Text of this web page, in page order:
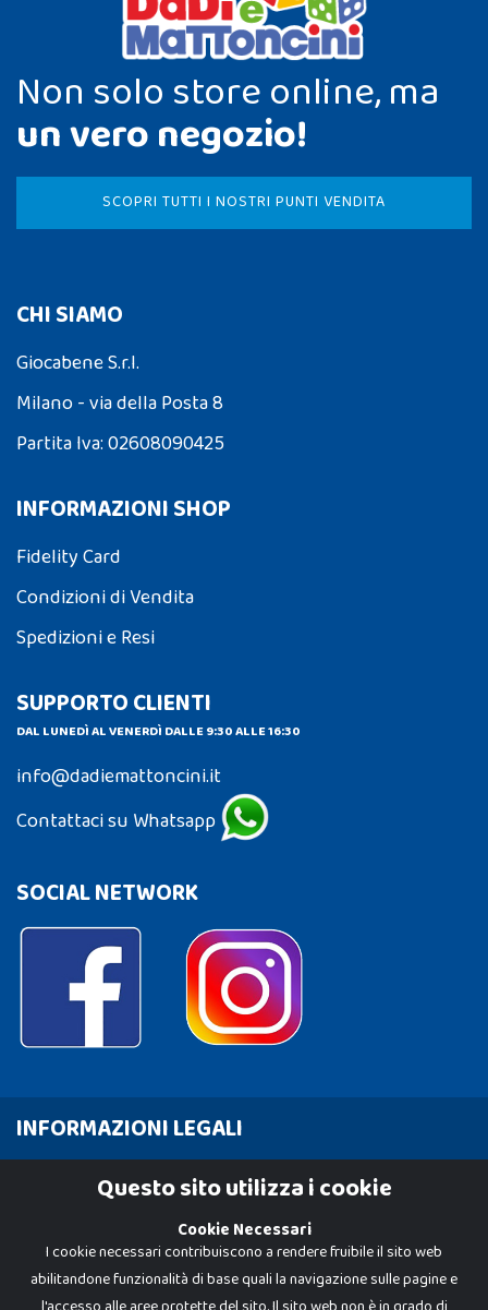
Non solo store online, ma
un vero negozio!
SCOPRI TUTTI I NOSTRI PUNTI VENDITA
CHI SIAMO
Giocabene S.r.l.
Milano - via della Posta 8
Partita Iva: 02608090425
INFORMAZIONI SHOP
Fidelity Card
Condizioni di Vendita
Spedizioni e Resi
SUPPORTO CLIENTI
DAL LUNEDÌ AL VENERDÌ DALLE 9:30 ALLE 16:30
info@dadiemattoncini.it
Contattaci su Whatsapp
SOCIAL NETWORK
INFORMAZIONI LEGALI
Cookie PolicyQuesto sito utilizza i cookie
Cookie Necessari
I cookie necessari contribuiscono a rendere fruibile il sito web
abilitandone funzionalità di base quali la navigazione sulle pagine e